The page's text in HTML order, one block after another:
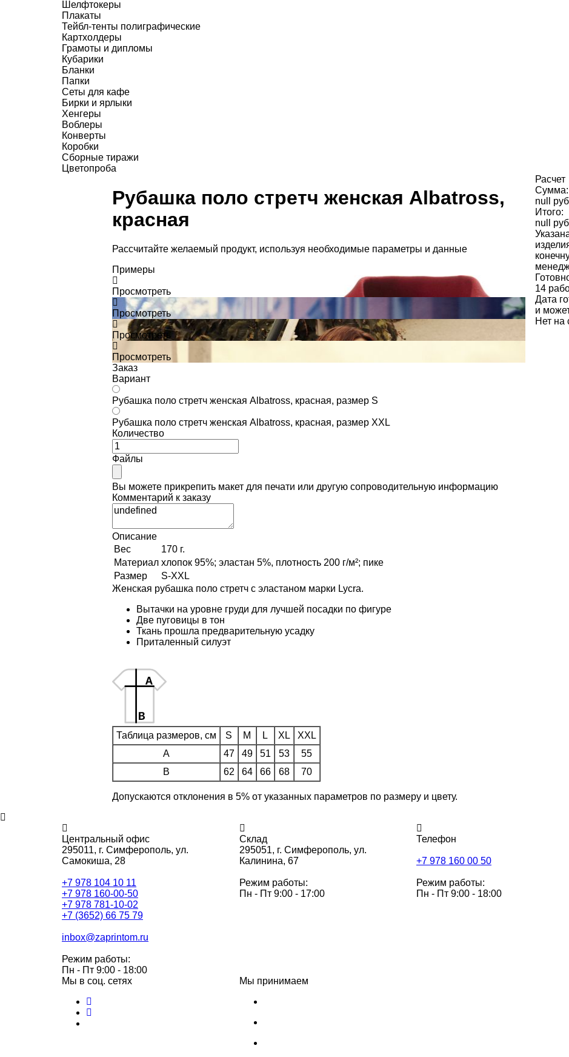
Шелфтокеры
Плакаты
Тейбл-тенты полиграфические
Картхолдеры
Грамоты и дипломы
Кубарики
Бланки
Папки
Сеты для кафе
Бирки и ярлыки
Хенгеры
Воблеры
Конверты
Коробки
Сборные тиражи
Цветопроба
Рубашка поло стретч женская Albatross,
красная
Рассчитайте желаемый продукт, используя необходимые параметры и данные
Примеры
Просмотреть
Просмотреть
Просмотреть
Просмотреть
Заказ
Вариант
Рубашка поло стретч женская Albatross, красная, размер S
Рубашка поло стретч женская Albatross, красная, размер XXL
Количество
Файлы
Вы можете прикрепить макет для печати или другую сопроводительную информацию
Комментарий к заказу
Описание
Вес
170 г.
Материал хлопок 95%; эластан 5%, плотность 200 г/м²; пике
Размер
S-XXL
Женская рубашка поло стретч с эластаном марки Lycra.
Вытачки на уровне груди для лучшей посадки по фигуре
Две пуговицы в тон
Ткань прошла предварительную усадку
Приталенный силуэт
Таблица размеров, см S M L XL
XXL
A
47 49 51 53
55
B
62 64 66 68 70
Допускаются отклонения в 5% от указанных параметров по размеру и цвету.
Расчет
Сумма:
null
Итого:
null
14
Дата
и
Нет на
Центральный офис
295011, г. Симферополь, ул.
Самокиша, 28
+7 978 104 10 11
+7 978 160-00-50
+7 978 781-10-02
+7 (3652) 66 75 79
inbox@zaprintom.ru
Режим работы:
Пн - Пт 9:00 - 18:00
Склад
295051, г. Симферополь, ул.
Калинина, 67
Режим работы:
Пн - Пт 9:00 - 17:00
Телефон
+7 978 160 00 50
Режим работы:
Пн - Пт 9:00 - 18:00
Мы в соц. сетях Мы принимаем